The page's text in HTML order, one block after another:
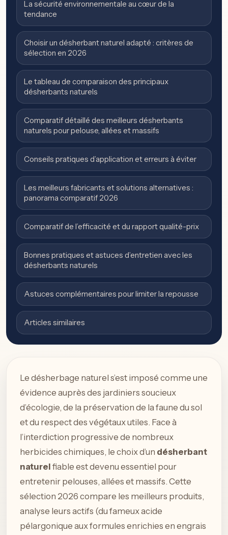
La sécurité environnementale au cœur de la
tendance
Choisir un désherbant naturel adapté : critères de
sélection en 2026
Le tableau de comparaison des principaux
désherbants naturels
Comparatif détaillé des meilleurs désherbants
naturels pour pelouse, allées et massifs
Conseils pratiques d’application et erreurs à éviter
Les meilleurs fabricants et solutions alternatives :
panorama comparatif 2026
Comparatif de l’efficacité et du rapport qualité-prix
Bonnes pratiques et astuces d’entretien avec les
désherbants naturels
Astuces complémentaires pour limiter la repousse
Articles similaires
Le désherbage naturel s’est imposé comme une
évidence auprès des jardiniers soucieux
d’écologie, de la préservation de la faune du sol
et du respect des végétaux utiles. Face à
l’interdiction progressive de nombreux
herbicides chimiques, le choix d’un désherbant
naturel fiable est devenu essentiel pour
entretenir pelouses, allées et massifs. Cette
sélection 2026 compare les meilleurs produits,
analyse leurs actifs (du fameux acide
pélargonique aux formules enrichies en engrais